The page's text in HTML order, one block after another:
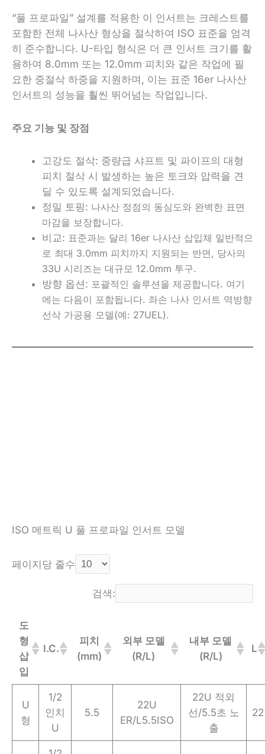
“풀 프로파일” 설계를 적용한 이 인서트는 크레스트를
포함한 전체 나사산 형상을 절삭하여 ISO 표준을 엄격
히 준수합니다. U-타입 형식은 더 큰 인서트 크기를 활
용하여 8.0mm 또는 12.0mm 피치와 같은 작업에 필
요한 중절삭 하중을 지원하며, 이는 표준 16er 나사산
인서트의 성능을 훨씬 뛰어넘는 작업입니다.
주요 기능 및 장점
고강도 절삭: 중량급 샤프트 및 파이프의 대형
피치 절삭 시 발생하는 높은 토크와 압력을 견
딜 수 있도록 설계되었습니다.
정밀 토핑: 나사산 정점의 동심도와 완벽한 표면
마감을 보장합니다.
비교: 표준과는 달리 16er 나사산 삽입체 일반적으
로 최대 3.0mm 피치까지 지원되는 반면, 당사의
33U 시리즈는 대규모 12.0mm 투구.
방향 옵션: 포괄적인 솔루션을 제공합니다. 여기
에는 다음이 포함됩니다. 좌손 나사 인서트 역방향
선삭 가공용 모델(예: 27UEL).
ISO 메트릭 U 풀 프로파일 인서트 모델
페이지당 줄수
검색:
도
형
삽
입
I.C.
피치
(mm)
외부 모델
(R/L)
내부 모델
(R/L)
L
U
형
1/2
인치
U
5.5
22U
ER/L5.5ISO
22U 적외
선/5.5초 노
출
22